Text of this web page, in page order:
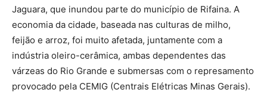
Jaguara, que inundou parte do município de Rifaina. A
economia da cidade, baseada nas culturas de milho,
feijão e arroz, foi muito afetada, juntamente com a
indústria oleiro-cerâmica, ambas dependentes das
várzeas do Rio Grande e submersas com o represamento
provocado pela CEMIG (Centrais Elétricas Minas Gerais).